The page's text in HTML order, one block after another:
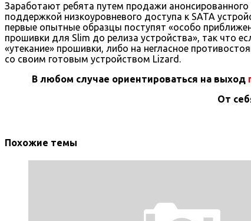
Заработают ребята путем продажи анонсированного
поддержкой низкоуровневого доступа к SATA
первые опытные образцы поступят «особо
прошивки для Slim до релиза устройства», так что
«утекание» прошивки, либо на негласное
со своим готовым устройством Lizard.
В любом случае ориентироваться на выход
От
Похожие темы